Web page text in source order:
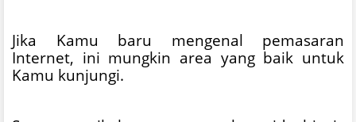
Jika Kamu baru mengenal pemasaran
Internet, ini mungkin area yang baik untuk
Kamu kunjungi.